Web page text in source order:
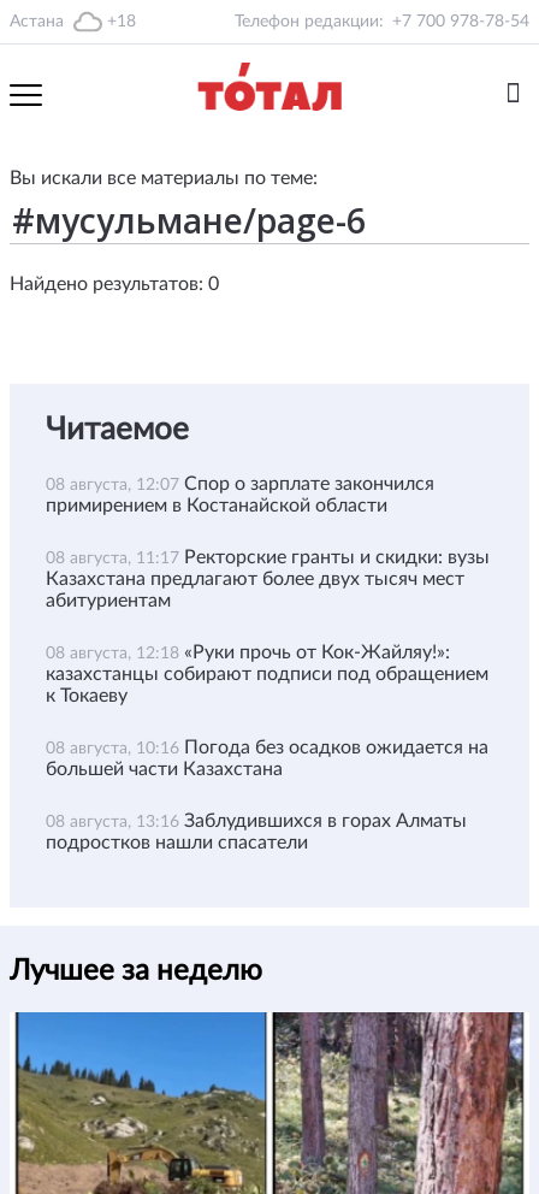
Астана +18 Телефон редакции: +7 700 978-78-54
Вы искали все материалы по теме:
Найдено результатов: 0
Читаемое
08 августа, 12:07 Спор о зарплате закончился
примирением в Костанайской области
08 августа, 11:17 Ректорские гранты и скидки: вузы
Казахстана предлагают более двух тысяч мест
абитуриентам
08 августа, 12:18 «Руки прочь от Кок-Жайляу!»:
казахстанцы собирают подписи под обращением
к Токаеву
08 августа, 10:16 Погода без осадков ожидается на
большей части Казахстана
08 августа, 13:16 Заблудившихся в горах Алматы
подростков нашли спасатели
Лучшее за неделю